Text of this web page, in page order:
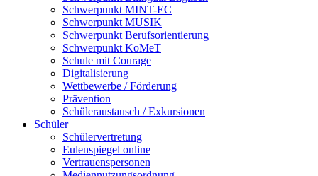
Schwerpunkt MINT-EC
Schwerpunkt MUSIK
Schwerpunkt Berufsorientierung
Schwerpunkt KoMeT
Schule mit Courage
Digitalisierung
Wettbewerbe / Förderung
Prävention
Schüleraustausch / Exkursionen
Schüler
Schülervertretung
Eulenspiegel online
Vertrauenspersonen